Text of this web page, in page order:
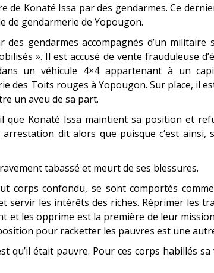
Konaté Issa par des gendarmes. Ce
de gendarmerie de Yopougon.
gendarmes accompagnés d’un militaire
». Il est accusé de vente frauduleuse
un véhicule 4×4 appartenant à un
des Toits rouges à Yopougon. Sur place, il
un aveu de sa part.
que Konaté Issa maintient sa position et
dit alors que puisque c’est ainsi,
tabassé et meurt de ses blessures.
corps confondu, se sont comportés
servir les intérêts des riches. Réprimer les
et les opprime est la première de leur
pour racketter les pauvres est une
qu’il était pauvre. Pour ces corps habillés